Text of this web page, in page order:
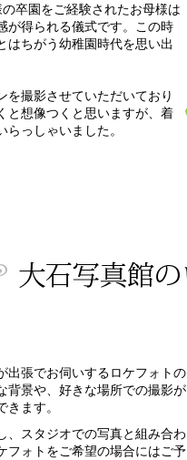
卒園をご経験されたお母様は
が得られる儀式です。この時
はちがう幼稚園時代を思い出
を撮影させていただいており
と想像つくと思いますが、着
っしゃいました。
出張でお伺いするロケフォトの
背景や、好きな場所での撮影が
ます。
、スタジオでの写真と組み合わ
フォトをご希望の場合にはご予